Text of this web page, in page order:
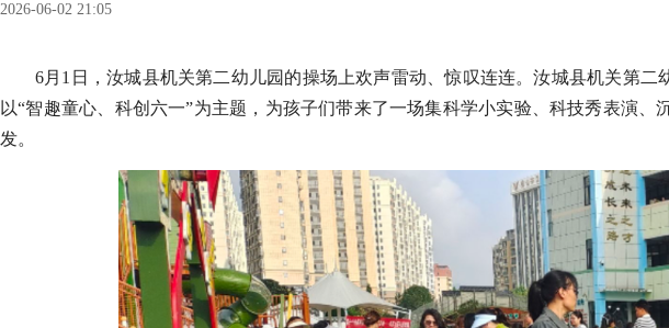
2026-06-02 21:05
6月1日，汝城县机关第二幼儿园的操场上欢声雷动、惊叹连连。汝城县机关第二
以“智趣童心、科创六一”为主题，为孩子们带来了一场集科学小实验、科技秀表演
发。